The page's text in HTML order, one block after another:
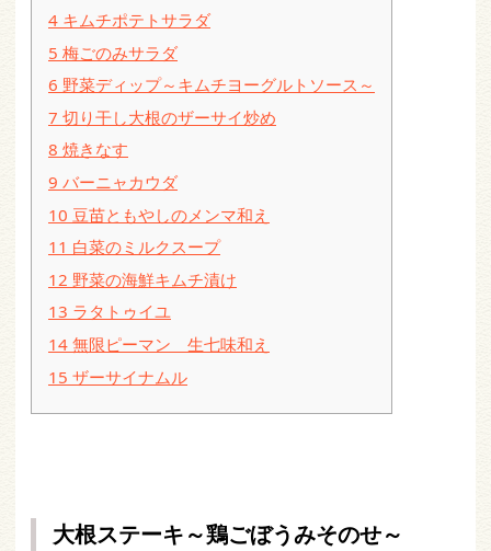
4 キムチポテトサラダ
5 梅ごのみサラダ
6 野菜ディップ～キムチヨーグルトソース～
7 切り干し大根のザーサイ炒め
8 焼きなす
9 バーニャカウダ
10 豆苗ともやしのメンマ和え
11 白菜のミルクスープ
12 野菜の海鮮キムチ漬け
13 ラタトゥイユ
14 無限ピーマン 生七味和え
15 ザーサイナムル
大根ステーキ～鶏ごぼうみそのせ～